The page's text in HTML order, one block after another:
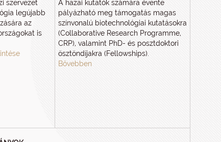
szervezet
legújabb
az
is
A hazai kutatók számára évente
pályázható meg támogatás magas
színvonalú biotechnológiai kutatásokra
(Collaborative Research Programme,
CRP), valamint PhD- és posztdoktori
ösztöndíjakra (Fellowships).
Bővebben